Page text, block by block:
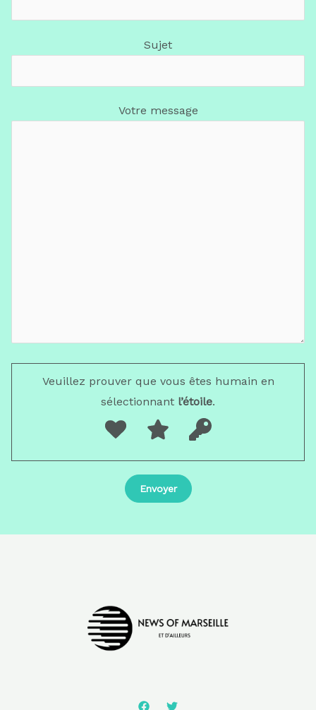
Sujet
Votre message
Veuillez prouver que vous êtes humain en
sélectionnant l’étoile.